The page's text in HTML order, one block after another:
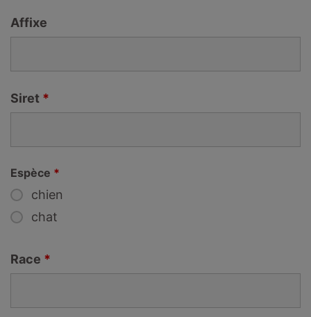
Affixe
Siret *
Espèce *
chien
chat
Race *